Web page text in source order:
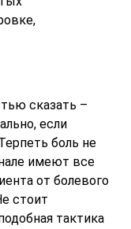
сказать –
если
боль не
имеют все
от болевого
стоит
тактика